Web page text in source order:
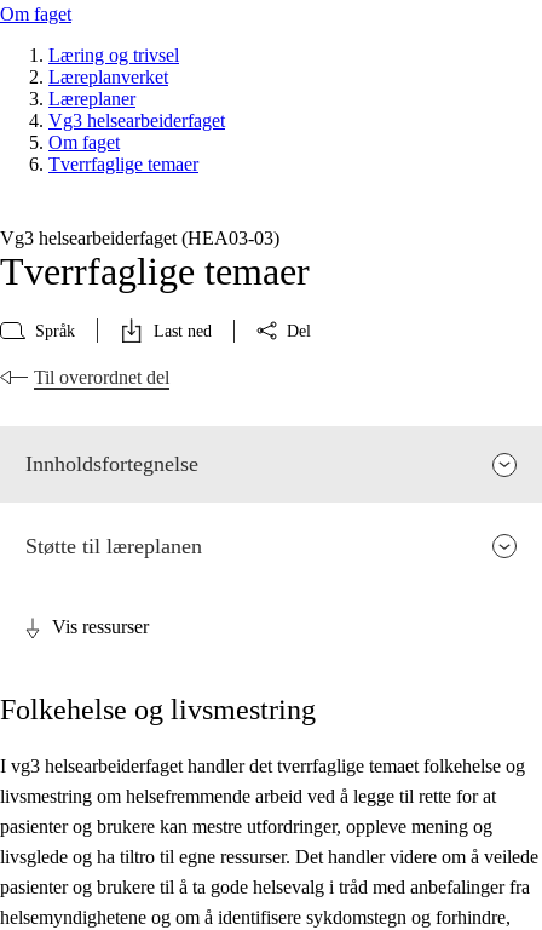
Om faget
Læring og trivsel
Læreplanverket
Læreplaner
Vg3 helsearbeiderfaget
Om faget
Tverrfaglige temaer
Vg3 helsearbeiderfaget (HEA03‑03)
Tverrfaglige temaer
Språk Last ned Del
Til overordnet del
Innholdsfortegnelse
Kjerneelementer
Tverrfaglige temaer
Grunnleggende ferdigheter
Støtte til læreplanen
Vis ressurser
Folkehelse og livsmestring
I vg3 helsearbeiderfaget handler det tverrfaglige temaet folkehelse og
livsmestring om helsefremmende arbeid ved å legge til rette for at
pasienter og brukere kan mestre utfordringer, oppleve mening og
livsglede og ha tiltro til egne ressurser. Det handler videre om å veilede
pasienter og brukere til å ta gode helsevalg i tråd med anbefalinger fra
helsemyndighetene og om å identifisere sykdomstegn og forhindre,